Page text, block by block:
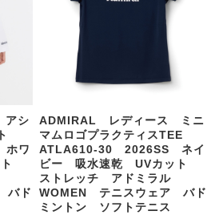
シ
ワ
ト
バド
ADMIRAL レディース ミニ
マムロゴプラクティスTEE
ATLA610-30 2026SS ネイ
ビー 吸水速乾 UVカット
ストレッチ アドミラル
WOMEN テニスウェア バド
ミントン ソフトテニス